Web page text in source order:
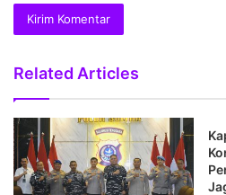
Related Articles